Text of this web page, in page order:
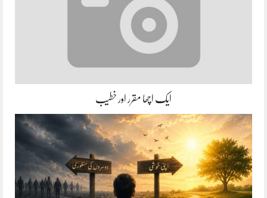
ایک اچھا مقرر اور خطیب